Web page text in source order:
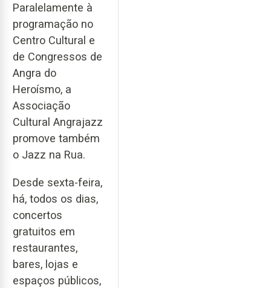
Paralelamente à
programação no
Centro Cultural e
de Congressos de
Angra do
Heroísmo, a
Associação
Cultural Angrajazz
promove também
o Jazz na Rua.
Desde sexta-feira,
há, todos os dias,
concertos
gratuitos em
restaurantes,
bares, lojas e
espaços públicos,